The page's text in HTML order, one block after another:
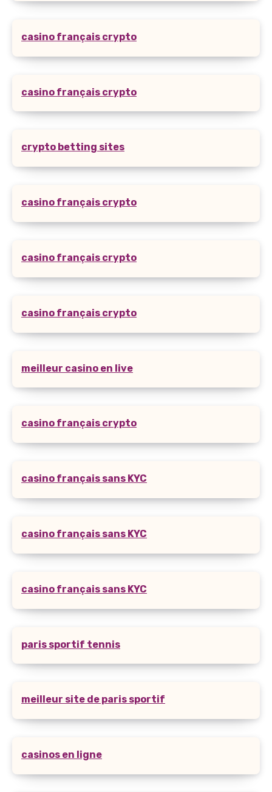
casino français crypto
casino français crypto
crypto betting sites
casino français crypto
casino français crypto
casino français crypto
meilleur casino en live
casino français crypto
casino français sans KYC
casino français sans KYC
casino français sans KYC
paris sportif tennis
meilleur site de paris sportif
casinos en ligne